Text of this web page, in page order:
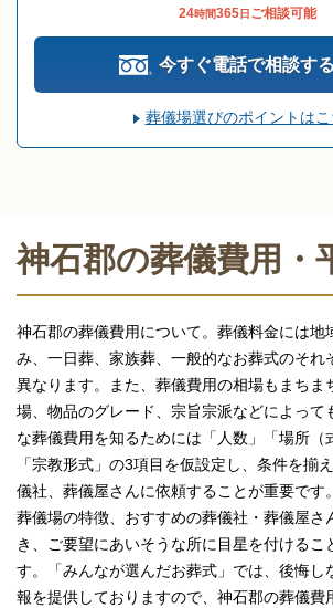
24時間365日 ご相談可能
今すぐ電話で相談する
葬儀場選びのポイントはこ
神石郡の葬儀費用・
神石郡の葬儀費用について。葬儀料金には地
み、一日葬、家族葬、一般的なお葬式のそれ
異なります。また、葬儀費用の相場もまちま
場、物品のグレード、宗旨宗派などによって
な葬儀費用を知るためには「人数」「場所（
「宗教形式」の3項目を仮設定し、条件を揃
儀社、葬儀屋さんに依頼することが重要です
葬儀場の特徴、おすすめの葬儀社・葬儀屋さ
き、ご要望にあいそうな所に目星を付けるこ
す。「みんなが選んだお葬式」では、後悔し
報を提供しておりますので、神石郡の葬儀費